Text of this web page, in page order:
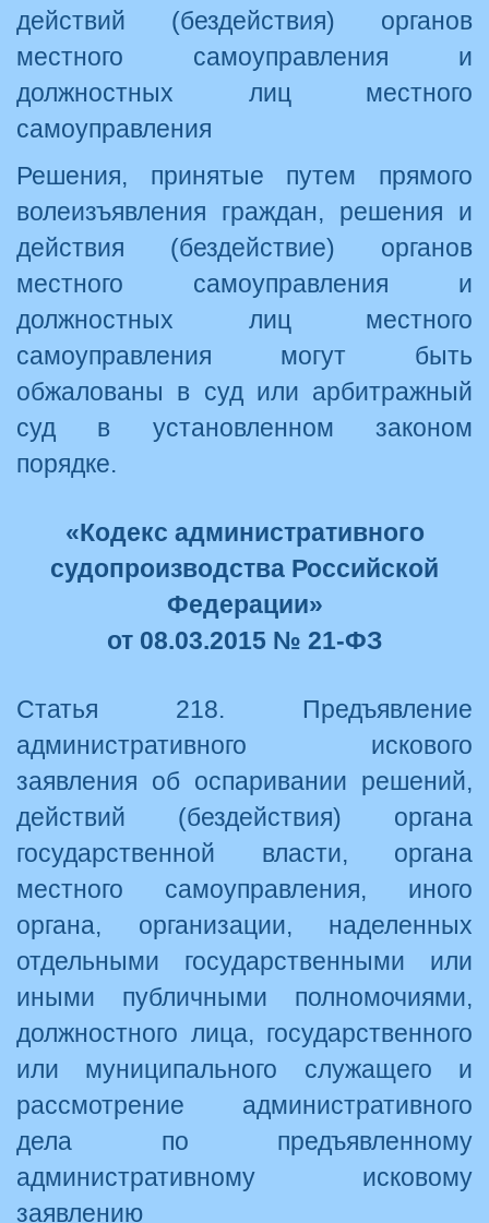
действий (бездействия) органов
местного самоуправления и
должностных лиц местного
самоуправления
Решения, принятые путем прямого
волеизъявления граждан, решения и
действия (бездействие) органов
местного самоуправления и
должностных лиц местного
самоуправления могут быть
обжалованы в суд или арбитражный
суд в установленном законом
порядке.
«Кодекс административного
судопроизводства Российской
Федерации»
от 08.03.2015 № 21-ФЗ
Статья 218. Предъявление
административного искового
заявления об оспаривании решений,
действий (бездействия) органа
государственной власти, органа
местного самоуправления, иного
органа, организации, наделенных
отдельными государственными или
иными публичными полномочиями,
должностного лица, государственного
или муниципального служащего и
рассмотрение административного
дела по предъявленному
административному исковому
заявлению